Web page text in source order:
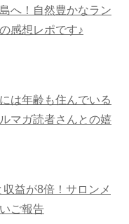
へ！自然豊かなラン
感想レポです♪
は年齢も住んでいる
マガ読者さんとの嬉
益が8倍！サロンメ
ご報告